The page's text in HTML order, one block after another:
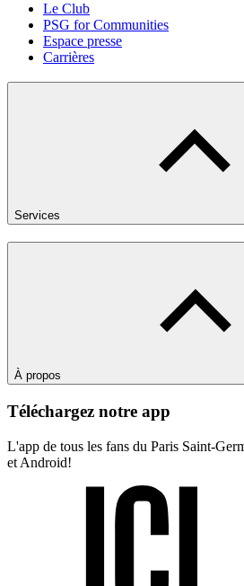
Le Club
PSG for Communities
Espace presse
Carrières
Services
À propos
Téléchargez notre app
L'app de tous les fans du Paris Saint-
et Android!